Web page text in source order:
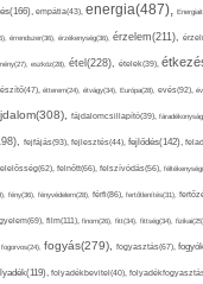
empátia(43), energia(487),
érrendszer(36), érzékenység(36), érzelem(211),
eszköz(28), étel(228), ételek(39),
étterem(24), étvágy(34), Európa(28), evés(92),
fájdalomcsillapító(39),
fejfájás(93), fejlesztés(44), fejlődés(142),
felnőtt(66), felszívódás(56),
fény(36), fényvédelem(28), férfi(86), fertőtlenítés(31),
film(111), finom(26), fitt(34), fittség(34), fizikai(25),
fogorvos(24), fogyás(279), fogyasztás(67),
folyadékbevitel(40),